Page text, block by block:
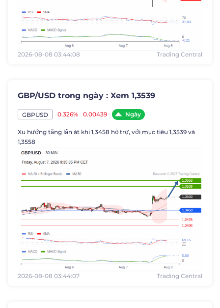
2026-08-08 03:44:08 Trading Central
GBP/USD trong ngày : Xem 1,3539
GBPUSD 0.326% 0.00439 Ngày
Xu hướng tăng lấn át khi 1,3458 hỗ trợ, với mục tiêu 1,3539 và
1,3558
2026-08-08 03:44:07 Trading Central